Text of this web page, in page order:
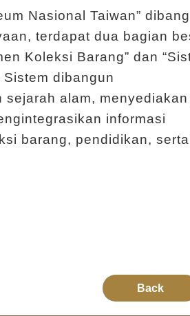
Nasional Taiwan”
terdapat dua bagian
Koleksi Barang” dan
dibangun
alam,
informasi
barang, pendidikan,
Back